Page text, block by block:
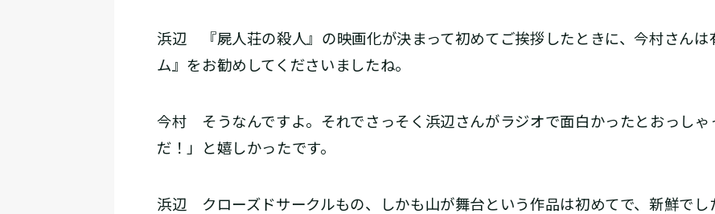
浜辺 『屍人荘の殺人』の映画化が決まって初めてご挨拶したときに、今村さんは
ム』をお勧めしてくださいましたね。
今村 そうなんですよ。それでさっそく浜辺さんがラジオで面白かったとおっしゃ
だ！」と嬉しかったです。
浜辺 クローズドサークルもの、しかも山が舞台という作品は初めてで、新鮮でし